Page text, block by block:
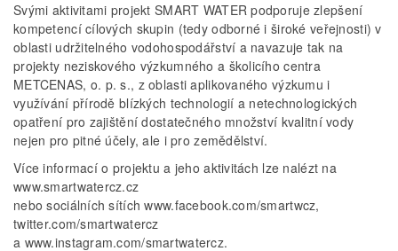
Svými aktivitami projekt SMART WATER podporuje zlepšení
kompetencí cílových skupin (tedy odborné i široké veřejnosti) v
oblasti udržitelného vodohospodářství a navazuje tak na
projekty neziskového výzkumného a školicího centra
METCENAS, o. p. s., z oblasti aplikovaného výzkumu i
využívání přírodě blízkých technologií a netechnologických
opatření pro zajištění dostatečného množství kvalitní vody
nejen pro pitné účely, ale i pro zemědělství.
Více informací o projektu a jeho aktivitách lze nalézt na
www.smartwatercz.cz
nebo sociálních sítích www.facebook.com/smartwcz,
twitter.com/smartwatercz
a www.instagram.com/smartwatercz.